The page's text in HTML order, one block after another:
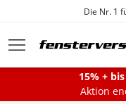
Zum
Die Nr. 1
15% +
Aktion